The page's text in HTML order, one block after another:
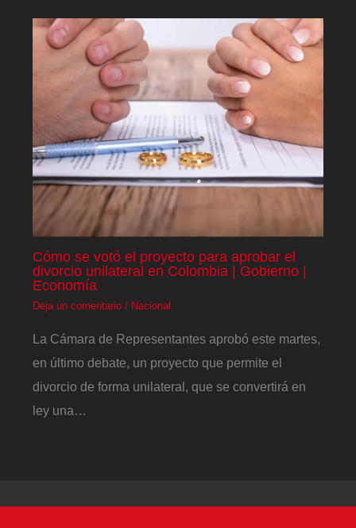
Cómo se votó el proyecto para aprobar el
divorcio unilateral en Colombia | Gobierno |
Economía
Deja un comentario / Nacional
La Cámara de Representantes aprobó este martes,
en último debate, un proyecto que permite el
divorcio de forma unilateral, que se convertirá en
ley una…